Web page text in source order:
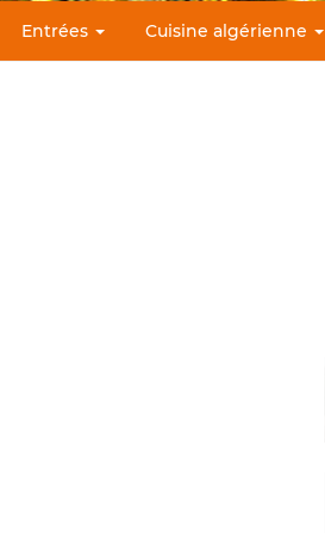
Entrées Cuisine algérienne